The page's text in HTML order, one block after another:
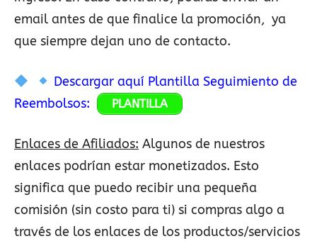
email antes de que finalice la promoción, ya
que siempre dejan uno de contacto.
Descargar aquí Plantilla Seguimiento de
Reembolsos:
PLANTILLA
Enlaces de Afiliados: Algunos de nuestros
enlaces podrían estar monetizados. Esto
significa que puedo recibir una pequeña
comisión (sin costo para ti) si compras algo a
través de los enlaces de los productos/servicios